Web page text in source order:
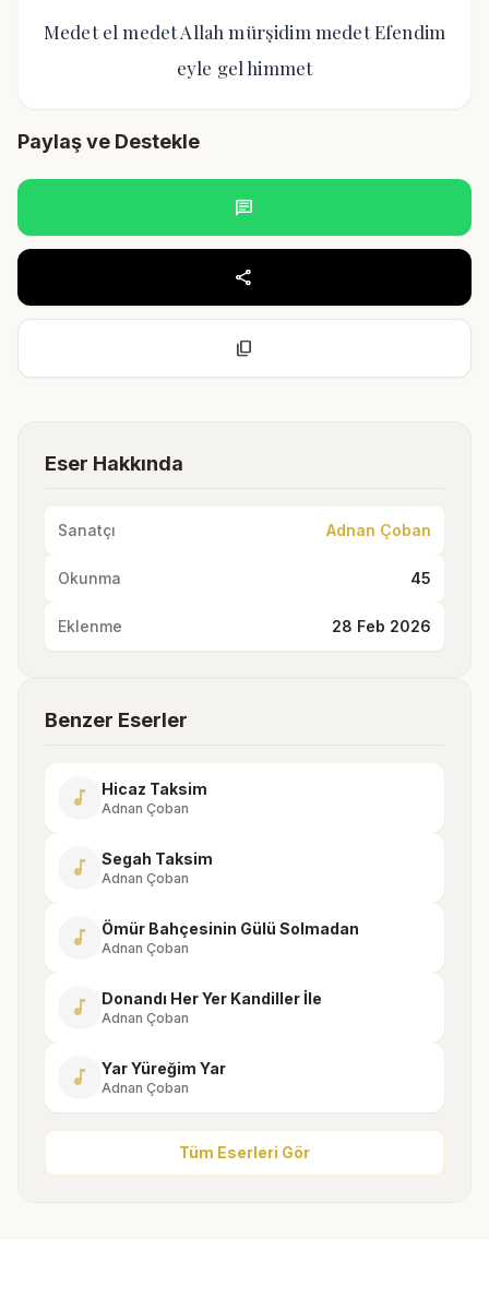
Medet el medet Allah mürşidim medet Efendim
eyle gel himmet
Paylaş ve Destekle
chat
share
content_copy
Eser Hakkında
Sanatçı Adnan Çoban
Okunma 45
Eklenme 28 Feb 2026
Benzer Eserler
music_note Hicaz Taksim
Adnan Çoban
music_note Segah Taksim
Adnan Çoban
music_note Ömür Bahçesinin Gülü Solmadan
Adnan Çoban
music_note Donandı Her Yer Kandiller İle
Adnan Çoban
music_note Yar Yüreğim Yar
Adnan Çoban
Tüm Eserleri Gör